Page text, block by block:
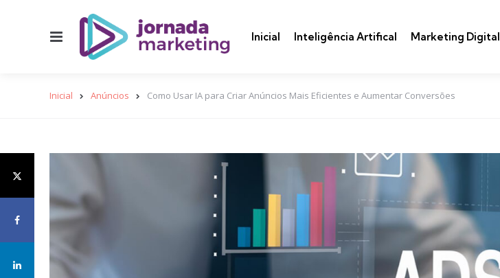
Inicial Inteligência Artifical Marketing Digital
Inicial Anúncios Como Usar IA para Criar Anúncios Mais Eficientes e Aumentar Conversões